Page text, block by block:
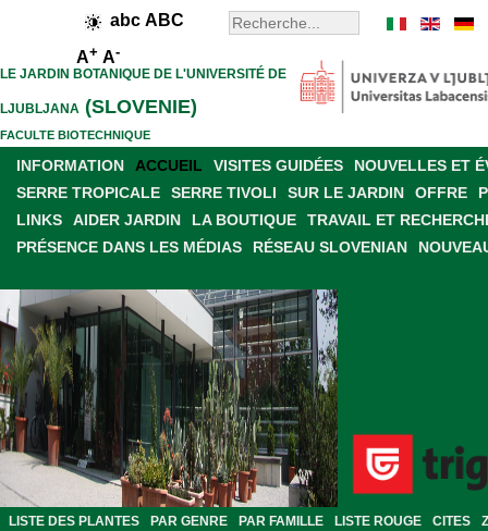
abc ABC
A+ A-
LE JARDIN BOTANIQUE DE L'UNIVERSITÉ DE
LJUBLJANA (SLOVENIE)
FACULTE BIOTECHNIQUE
INFORMATION ACCUEIL VISITES GUIDÉES
NOUVELLES ET
SERRE TROPICALE
SERRE TIVOLI SUR LE JARDIN OFFRE
LINKS
AIDER JARDIN LA BOUTIQUE
TRAVAIL ET
PRÉSENCE DANS LES MÉDIAS
RÉSEAU SLOVENIAN
LISTE DES PLANTES PAR GENRE PAR FAMILLE LISTE ROUGE CITES